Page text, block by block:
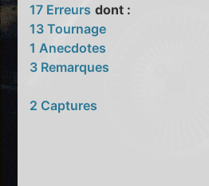
17 Erreurs dont :
13 Tournage
1 Anecdotes
3 Remarques
2 Captures